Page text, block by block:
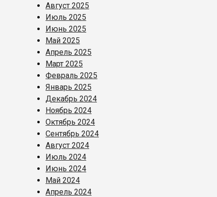
Август 2025
Июль 2025
Июнь 2025
Май 2025
Апрель 2025
Март 2025
Февраль 2025
Январь 2025
Декабрь 2024
Ноябрь 2024
Октябрь 2024
Сентябрь 2024
Август 2024
Июль 2024
Июнь 2024
Май 2024
Апрель 2024